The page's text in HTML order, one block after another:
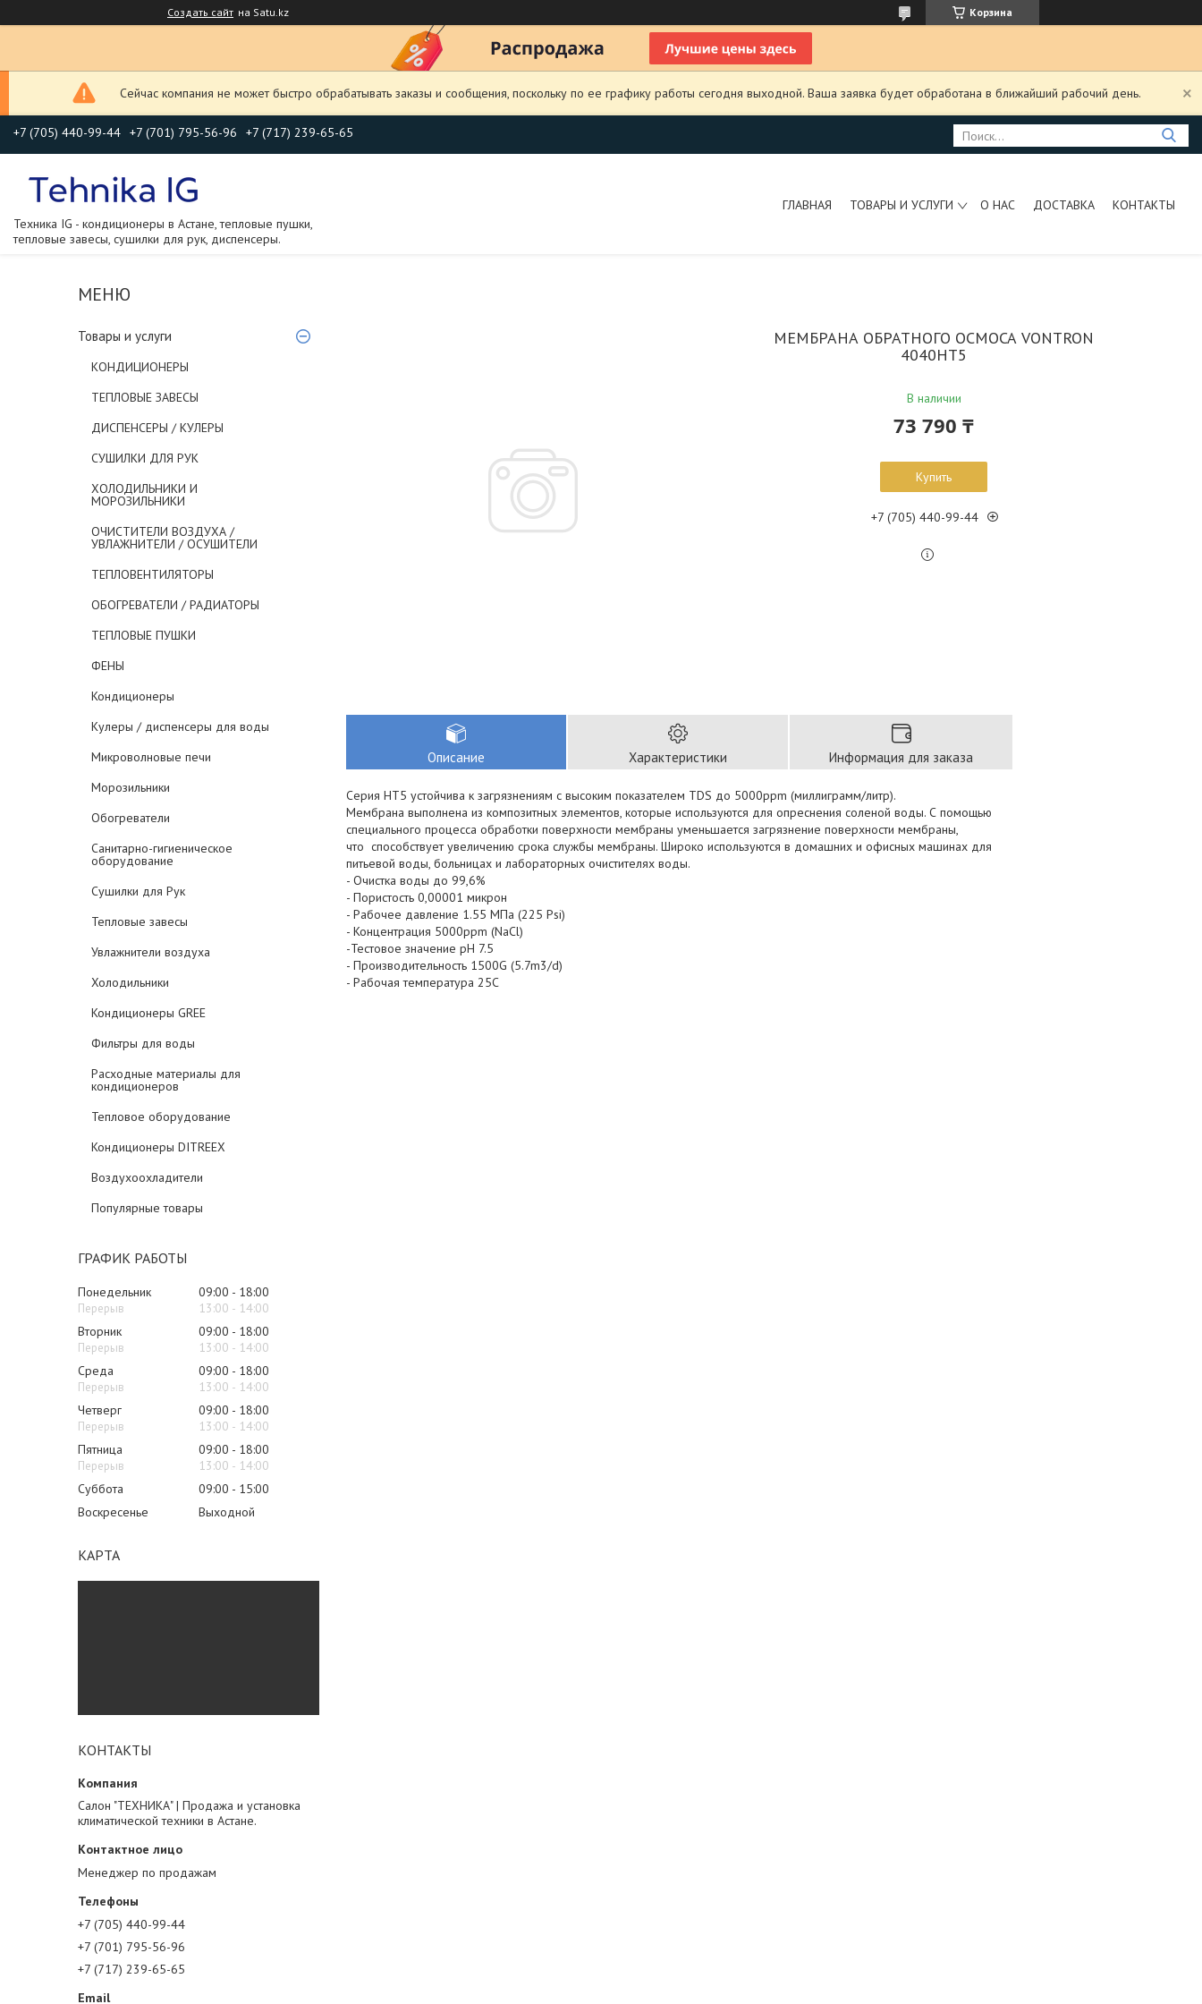
Создать сайт на Satu.kz Корзина
Сейчас компания не может быстро обрабатывать заказы и сообщения, поскольку по ее графику работы сегодня выходной. Ваша заявка будет обработана в ближайший рабочий день.
+7 (705) 440-99-44 +7 (701) 795-56-96 +7 (717) 239-65-65
Техника IG - кондиционеры в Астане, тепловые пушки,
тепловые завесы, сушилки для рук, диспенсеры.
ГЛАВНАЯ ТОВАРЫ И УСЛУГИ О НАС ДОСТАВКА КОНТАКТЫ
Товары и услуги
КОНДИЦИОНЕРЫ
ТЕПЛОВЫЕ ЗАВЕСЫ
ДИСПЕНСЕРЫ / КУЛЕРЫ
СУШИЛКИ ДЛЯ РУК
ХОЛОДИЛЬНИКИ И
МОРОЗИЛЬНИКИ
ОЧИСТИТЕЛИ ВОЗДУХА /
УВЛАЖНИТЕЛИ / ОСУШИТЕЛИ
ТЕПЛОВЕНТИЛЯТОРЫ
ОБОГРЕВАТЕЛИ / РАДИАТОРЫ
ТЕПЛОВЫЕ ПУШКИ
ФЕНЫ
Кондиционеры
Кулеры / диспенсеры для воды
Микроволновые печи
Морозильники
Обогреватели
Санитарно-гигиеническое
оборудование
Сушилки для Рук
Тепловые завесы
Увлажнители воздуха
Холодильники
Кондиционеры GREE
Фильтры для воды
Расходные материалы для
кондиционеров
Тепловое оборудование
Кондиционеры DITREEX
Воздухоохладители
Популярные товары
ГРАФИК РАБОТЫ
Понедельник 09:00
18:00
13:00
14:00
Вторник
09:00
18:00
13:00
14:00
Среда
09:00
18:00
13:00
14:00
Четверг
09:00
18:00
13:00
14:00
Пятница
09:00
18:00
13:00
14:00
Суббота
09:00
15:00
Воскресенье
Выходной
КАРТА
КОНТАКТЫ
Салон "ТЕХНИКА" | Продажа и установка
климатической техники в Астане.
Менеджер по продажам
+7 (705) 440-99-44
+7 (701) 795-56-96
+7 (717) 239-65-65
МЕМБРАНА ОБРАТНОГО ОСМОСА VONTRON
4040HT5
В наличии
73 790 ₸
Купить
+7 (705) 440-99-44
Описание Характеристики Информация для заказа
Серия HT5 устойчива к загрязнениям с высоким показателем TDS до 5000ppm (миллиграмм/литр).
Мембрана выполнена из композитных элементов, которые используются для опреснения соленой воды. С помощью
специального процесса обработки поверхности мембраны уменьшается загрязнение поверхности мембраны,
что способствует увеличению срока службы мембраны. Широко используются в домашних и офисных машинах для
питьевой воды, больницах и лабораторных очистителях воды.
- Очистка воды до 99,6%
- Пористость 0,00001 микрон
- Рабочее давление 1.55 МПа (225 Psi)
- Концентрация 5000ppm (NaCl)
-Тестовое значение pH 7.5
- Производительность 1500G (5.7m3/d)
- Рабочая температура 25C